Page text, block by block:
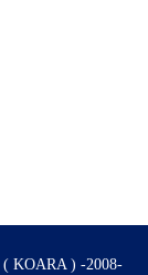
( KOARA ) -2008-